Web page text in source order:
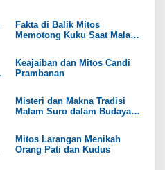
Fakta di Balik Mitos
Memotong Kuku Saat Malam
Keajaiban dan Mitos Candi
Prambanan
Misteri dan Makna Tradisi
Malam Suro dalam Budaya
Mitos Larangan Menikah
Orang Pati dan Kudus